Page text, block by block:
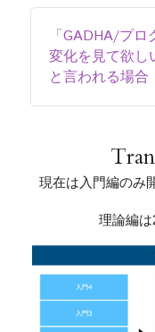
「GADHA/プ
変化を見て欲し
と言われる場合
現在は入門編のみ
理論編は